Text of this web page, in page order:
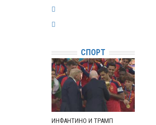
СПОРТ
ИНФАНТИНО И ТРАМП